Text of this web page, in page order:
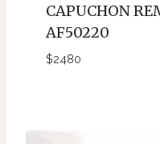
CAPUCHON
AF50220
$2480